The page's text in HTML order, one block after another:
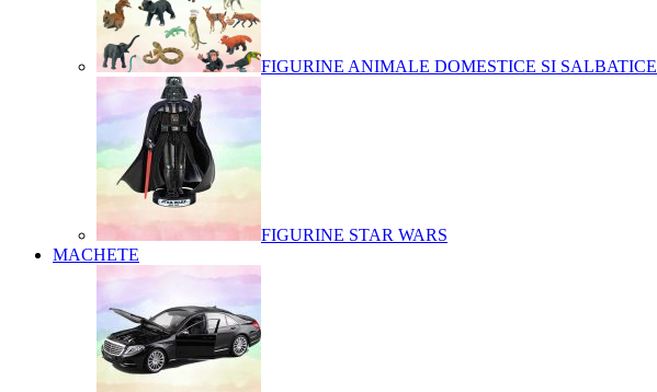
FIGURINE ANIMALE DOMESTICE SI SALBATICE
FIGURINE STAR WARS
MACHETE